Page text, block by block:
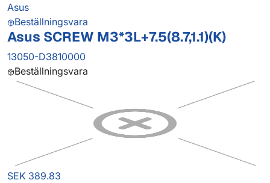
Asus
Beställningsvara
Asus SCREW M3*3L+7.5(8.7,1.1)(K)
13050-D3810000
Beställningsvara
SEK 389.83